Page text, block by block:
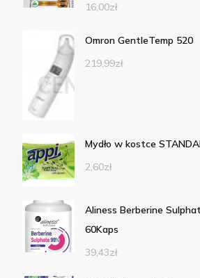
16,00zł
Omron GentleTemp 520
219,99zł
Mydło w kostce
2,60zł
Aliness Berberine
60Kaps
39,43zł